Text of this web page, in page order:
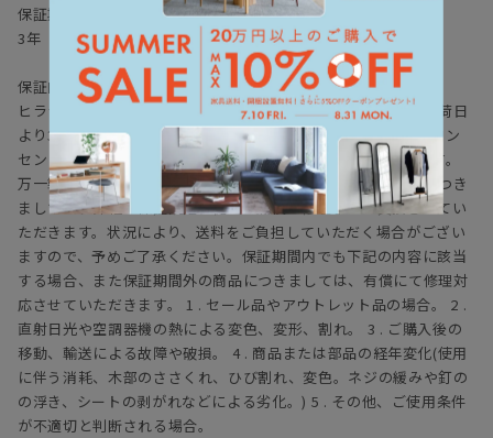
職人の心と培った豊富な知識、経験です。
デザイン性の追求はもちろん、ひとつひとつ細部に至るまでの仕上
一切の妥協なく取り組んでいます。
保証期間
3年
保証内容
ヒラシマでは家具を安心してご使用いただけますよう、工場出荷日
より3年間の製品保証を致します。また製品に付属する照明やコン
セントなどの電気用品に関しましては、1年間の保証を致します。
万一製造上、および構造設計上の欠陥による不良、破損などにつき
ましては、弊社の保証規定に従って無償で修理または交換させてい
ただきます。状況により、送料をご負担していただく場合がござい
ますので、予めご了承ください。保証期間内でも下記の内容に該当
する場合、また保証期間外の商品につきましては、有償にて修理対
応させていただきます。 1 . セール品やアウトレット品の場合。 2 .
直射日光や空調器機の熱による変色、変形、割れ。 3 . ご購入後の
移動、輸送による故障や破損。 4 . 商品または部品の経年変化(使用
に伴う消耗、木部のささくれ、ひび割れ、変色。ネジの緩みや釘の
の浮き、シートの剥がれなどによる劣化。) 5 . その他、ご使用条件
が不適切と判断される場合。